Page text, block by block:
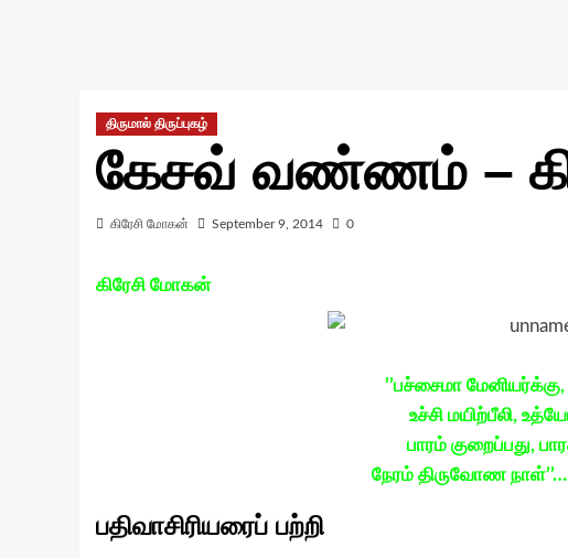
திருமால் திருப்புகழ்
கேசவ் வண்ணம் –
கிரேசி மோகன் September 9, 2014 0
கிரேசி மோகன்
’’பச்சைமா
உச்சி மயிற்பீலி,
பாரம் குறைப்பது,
நேரம் திருவோண
பதிவாசிரியரைப் பற்றி